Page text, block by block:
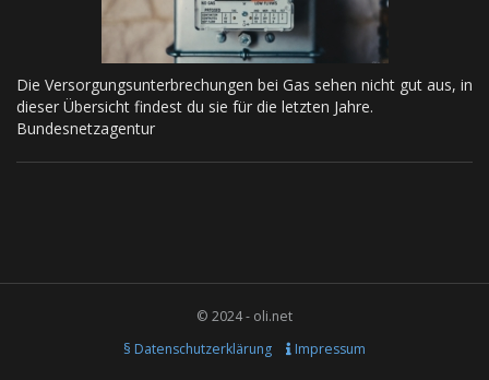
Die Versorgungsunterbrechungen bei Gas sehen nicht gut aus, in
dieser Übersicht findest du sie für die letzten Jahre.
Bundesnetzagentur
© 2024 - oli.net
§ Datenschutzerklärung
Impressum